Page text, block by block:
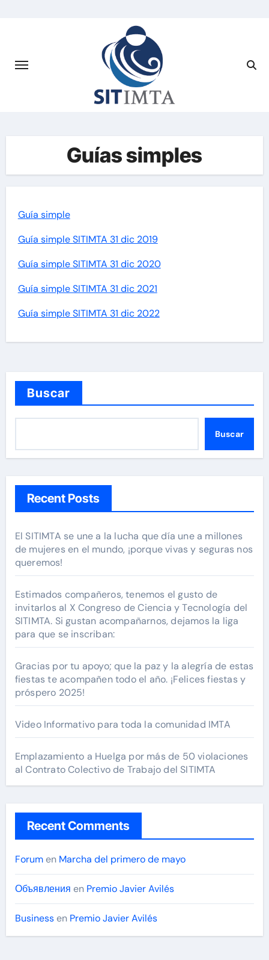
Guías simples
Guía simple
Guía simple SITIMTA 31 dic 2019
Guía simple SITIMTA 31 dic 2020
Guía simple SITIMTA 31 dic 2021
Guía simple SITIMTA 31 dic 2022
Buscar
Buscar
Recent Posts
El SITIMTA se une a la lucha que día une a millones
de mujeres en el mundo, ¡porque vivas y seguras nos
queremos!
Estimados compañeros, tenemos el gusto de
invitarlos al X Congreso de Ciencia y Tecnología del
SITIMTA. Si gustan acompañarnos, dejamos la liga
para que se inscriban:
Gracias por tu apoyo; que la paz y la alegría de estas
fiestas te acompañen todo el año. ¡Felices fiestas y
próspero 2025!
Video Informativo para toda la comunidad IMTA
Emplazamiento a Huelga por más de 50 violaciones
al Contrato Colectivo de Trabajo del SITIMTA
Recent Comments
Forumen Marcha del primero de mayo
Объявления en Premio Javier Avilés
Businessen Premio Javier Avilés